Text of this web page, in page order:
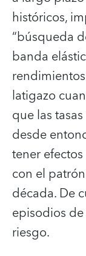
históricos,
“búsqueda
banda
latigazo
que las
desde
tener
con el
década. De
episodios
riesgo.